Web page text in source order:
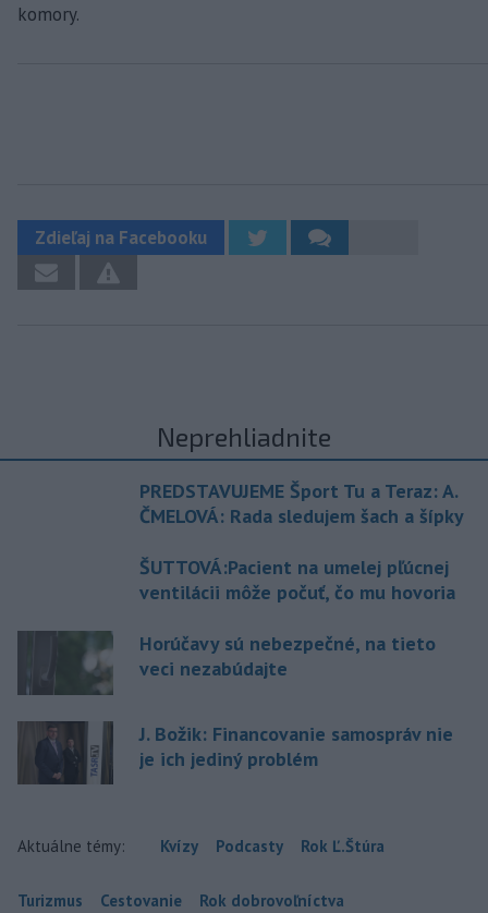
komory.
Zdieľaj na Facebooku
Neprehliadnite
PREDSTAVUJEME Šport Tu a Teraz: A.
ČMELOVÁ: Rada sledujem šach a šípky
ŠUTTOVÁ:Pacient na umelej pľúcnej
ventilácii môže počuť, čo mu hovoria
Horúčavy sú nebezpečné, na tieto
veci nezabúdajte
J. Božik: Financovanie samospráv nie
je ich jediný problém
Aktuálne témy: Kvízy Podcasty Rok Ľ.Štúra
Turizmus Cestovanie Rok dobrovoľníctva